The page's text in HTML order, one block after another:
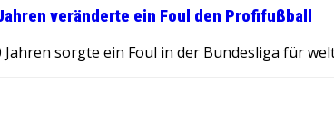
veränderte ein Foul den Profifußball
Jahren sorgte ein Foul in der Bundesliga für